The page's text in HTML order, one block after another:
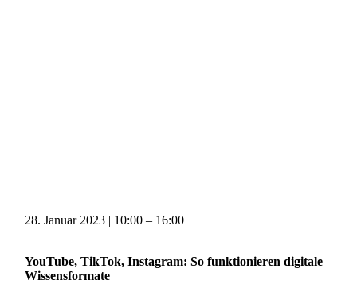
28. Januar 2023| 10:00 – 16:00
YouTube, TikTok, Instagram: So funktionieren digitale
Wissensformate